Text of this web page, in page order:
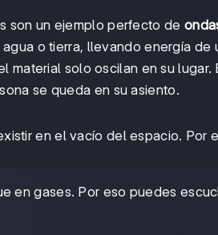
son un ejemplo perfecto de
o tierra, llevando energía de
material solo oscilan en su lugar.
se queda en su asiento.
en el vacío del espacio. Por
en gases. Por eso puedes